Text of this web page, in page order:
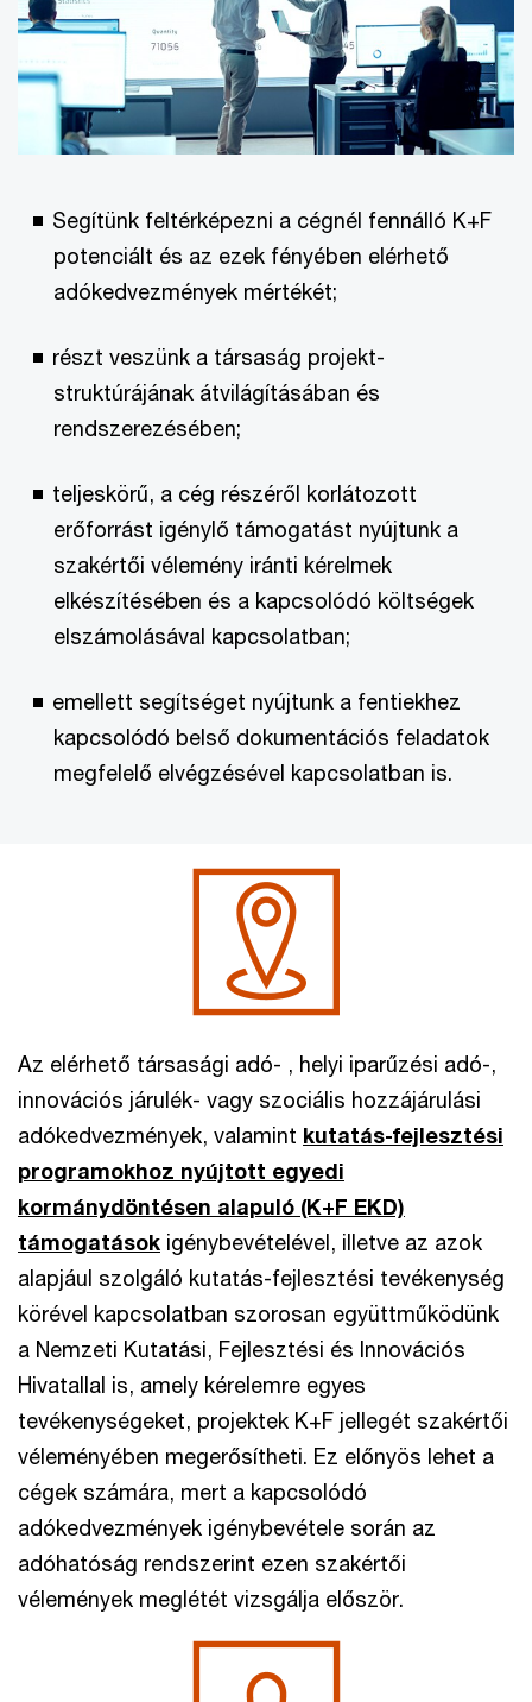
Segítünk feltérképezni a cégnél fennálló K+F
potenciált és az ezek fényében elérhető
adókedvezmények mértékét;
részt veszünk a társaság projekt-
struktúrájának átvilágításában és
rendszerezésében;
teljeskörű, a cég részéről korlátozott
erőforrást igénylő támogatást nyújtunk a
szakértői vélemény iránti kérelmek
elkészítésében és a kapcsolódó költségek
elszámolásával kapcsolatban;
emellett segítséget nyújtunk a fentiekhez
kapcsolódó belső dokumentációs feladatok
megfelelő elvégzésével kapcsolatban is.
Az elérhető társasági adó- , helyi iparűzési adó-,
innovációs járulék- vagy szociális hozzájárulási
adókedvezmények, valamint kutatás-fejlesztési
programokhoz nyújtott egyedi
kormánydöntésen alapuló (K+F EKD)
támogatások igénybevételével, illetve az azok
alapjául szolgáló kutatás-fejlesztési tevékenység
körével kapcsolatban szorosan együttműködünk
a Nemzeti Kutatási, Fejlesztési és Innovációs
Hivatallal is, amely kérelemre egyes
tevékenységeket, projektek K+F jellegét szakértői
véleményében megerősítheti. Ez előnyös lehet a
cégek számára, mert a kapcsolódó
adókedvezmények igénybevétele során az
adóhatóság rendszerint ezen szakértői
vélemények meglétét vizsgálja először.